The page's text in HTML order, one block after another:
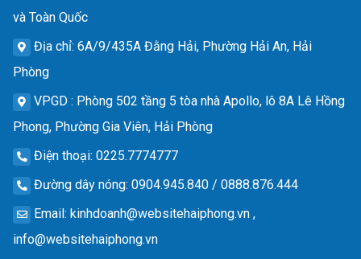
và Toàn Quốc
Địa chỉ: 6A/9/435A Đằng Hải, Phường Hải An, Hải
Phòng
VPGD : Phòng 502 tầng 5 tòa nhà Apollo, lô 8A Lê Hồng
Phong, Phường Gia Viên, Hải Phòng
Điện thoại: 0225.7774777
Đường dây nóng: 0904.945.840 / 0888.876.444
Email: kinhdoanh@websitehaiphong.vn ,
info@websitehaiphong.vn